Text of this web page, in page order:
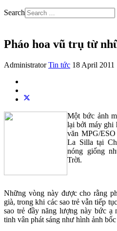
Search
Pháo hoa vũ trụ từ
Administrator Tin tức 18 April 2011
Một bức ảnh
lại bởi máy ghi
văn MPG/
La Silla tại
nóng giống
Trời.
Những vòng này được cho rằng
già, trong khi các sao trẻ vẫn tiếp
sao trẻ đầy năng lượng này bức
tinh vân phát sáng như hình ảnh